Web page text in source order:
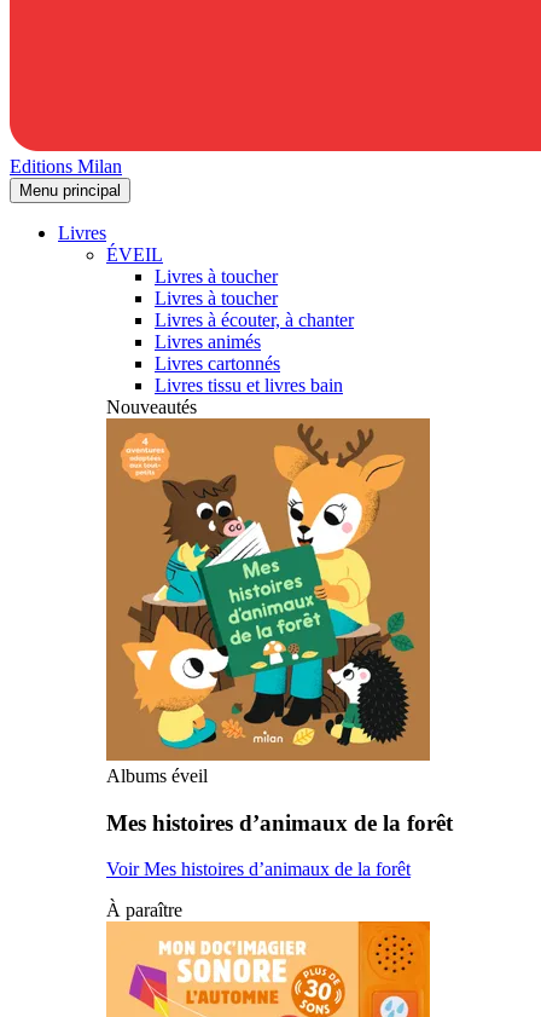
Editions Milan
Menu principal
Livres
ÉVEIL
Livres à toucher
Livres à toucher
Livres à écouter, à chanter
Livres animés
Livres cartonnés
Livres tissu et livres bain
Nouveautés
Albums éveil
Mes histoires d’animaux de la forêt
Voir Mes histoires d’animaux de la forêt
À paraître